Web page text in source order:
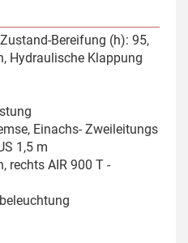
Bereifung (h): 95,
Hydraulische Klappung
Einachs- Zweileitungs
1,5 m
rechts AIR 900 T -